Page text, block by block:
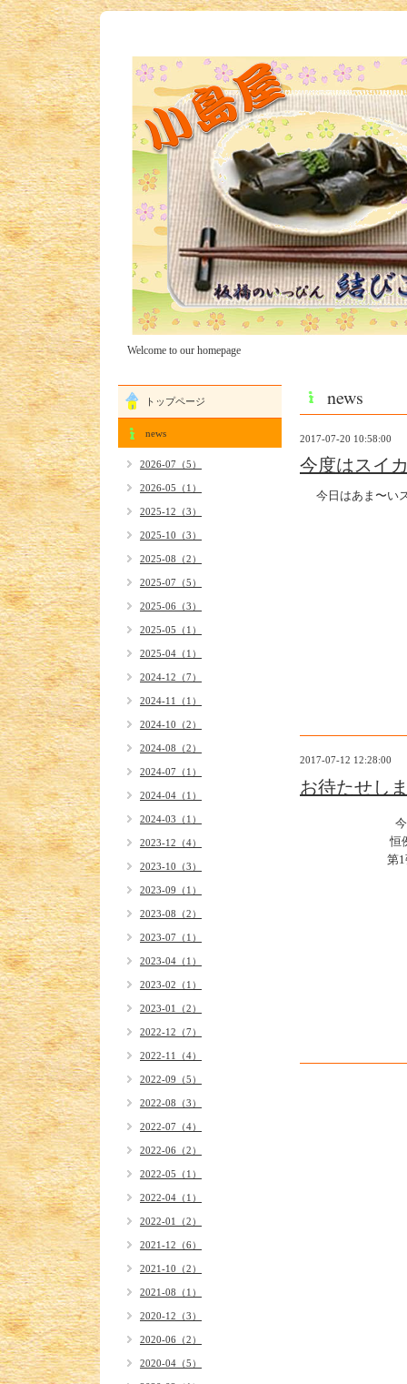
Welcome to our homepage
news
2017-07-20 10:58:00
今度はスイ
今日はあま〜い
2017-07-12 12:28:00
お待たせし
恒
第1
トップページ
news
2026-07（5）
2026-05（1）
2025-12（3）
2025-10（3）
2025-08（2）
2025-07（5）
2025-06（3）
2025-05（1）
2025-04（1）
2024-12（7）
2024-11（1）
2024-10（2）
2024-08（2）
2024-07（1）
2024-04（1）
2024-03（1）
2023-12（4）
2023-10（3）
2023-09（1）
2023-08（2）
2023-07（1）
2023-04（1）
2023-02（1）
2023-01（2）
2022-12（7）
2022-11（4）
2022-09（5）
2022-08（3）
2022-07（4）
2022-06（2）
2022-05（1）
2022-04（1）
2022-01（2）
2021-12（6）
2021-10（2）
2021-08（1）
2020-12（3）
2020-06（2）
2020-04（5）